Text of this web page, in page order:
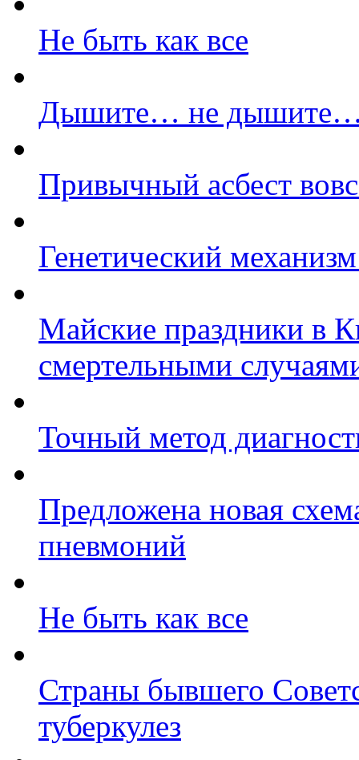
Не быть как все
Дышите… не
Привычный асбест
Генетический
Майские праздники в
смертельными
Точный метод
Предложена новая
пневмоний
Не быть как все
Страны бывшего
туберкулез